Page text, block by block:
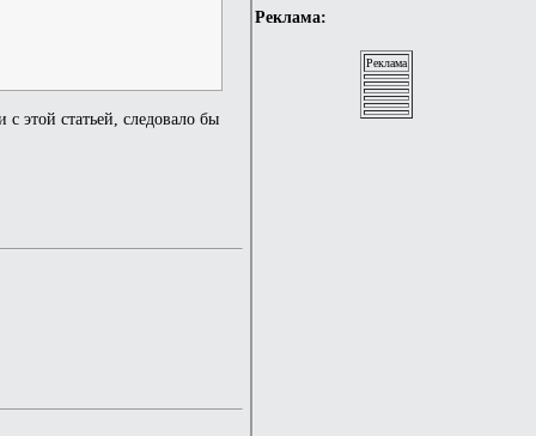
Реклама:
Реклама
этой статьей, следовало бы